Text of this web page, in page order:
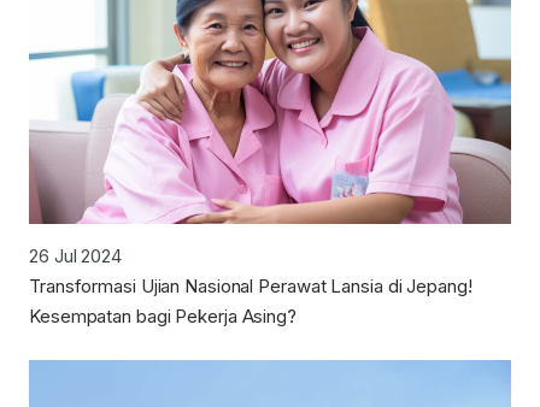
26 Jul 2024
Transformasi Ujian Nasional Perawat Lansia di Jepang!
Kesempatan bagi Pekerja Asing?